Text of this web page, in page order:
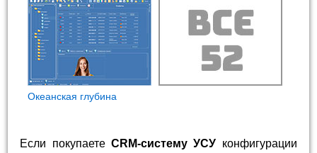
Океанская глубина
Если покупаете CRM-систему УСУ конфигурации